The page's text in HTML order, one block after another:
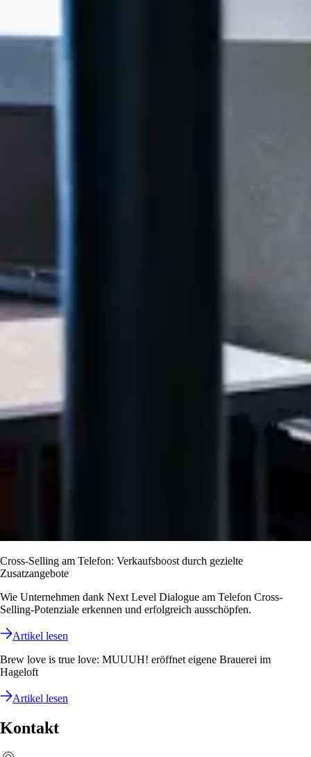
Cross-Selling am Telefon: Verkaufsboost durch gezielte
Zusatzangebote
Wie Unternehmen dank Next Level Dialogue am Telefon Cross-
Selling-Potenziale erkennen und erfolgreich ausschöpfen.
Artikel lesen
Brew love is true love: MUUUH! eröffnet eigene Brauerei im
Hageloft
Artikel lesen
Kontakt